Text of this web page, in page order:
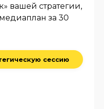
вашей стратегии,
за 30
сессию